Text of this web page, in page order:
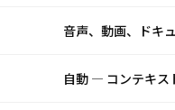
音声、動画、ドキ
自動 — コンテキス